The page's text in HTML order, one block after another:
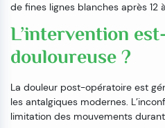
de fines lignes blanches après 12
L’intervention
douloureuse ?
La douleur post-opératoire est
les antalgiques modernes.
limitation des mouvements